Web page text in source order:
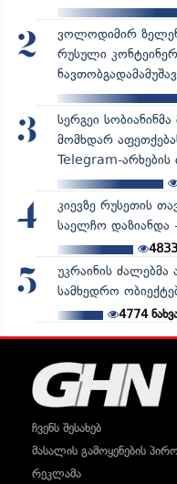
2
ვოლოდიმირ
რუსული
3
სერგეი
მომხდარ
Telegram-
4
კიევზე რუსეთის
საელჩო დაზიანდა
4833
5
უკრაინის
სამხედრო
4774
ჩვენს შესახებ
მასალის გამოყენების
რეკლამა